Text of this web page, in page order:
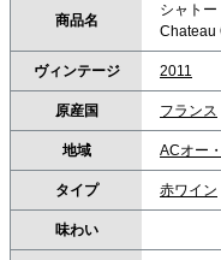
商品名
シャトー
Chateau
ヴィンテージ 2011
原産国 フランス
地域 ACオー
タイプ 赤ワイン
味わい